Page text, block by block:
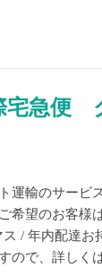
宅急便
運輸のサービ
希望のお客様
ス / 年内配達
ので、詳しく